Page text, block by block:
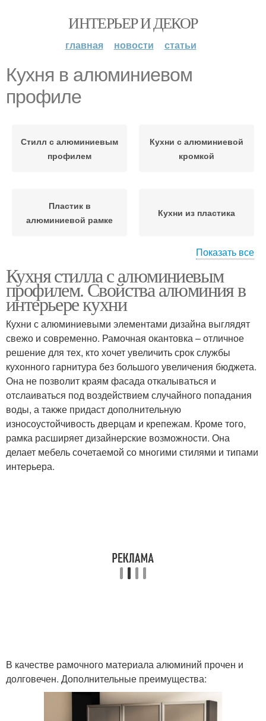
ИНТЕРЬЕР И ДЕКОР
главная новости статьи
Кухня в алюминиевом
профиле
Стилл с алюминиевым
профилем
Кухни с алюминиевой
кромкой
Пластик в
алюминиевой рамке
Кухни из пластика
Белая кухня
рамке
Показать все
Кухня стилла с алюминиевым
профилем. Свойства алюминия в
интерьере кухни
Кухни с алюминиевыми элементами дизайна выглядят
свежо и современно. Рамочная окантовка – отличное
решение для тех, кто хочет увеличить срок службы
кухонного гарнитура без большого увеличения бюджета.
Она не позволит краям фасада откалываться и
отслаиваться под воздействием случайного попадания
воды, а также придаст дополнительную
износоустойчивость дверцам и крепежам. Кроме того,
рамка расширяет дизайнерские возможности. Она
делает мебель сочетаемой со многими стилями и типами
интерьера.
В качестве рамочного материала алюминий прочен и
долговечен. Дополнительные преимущества: